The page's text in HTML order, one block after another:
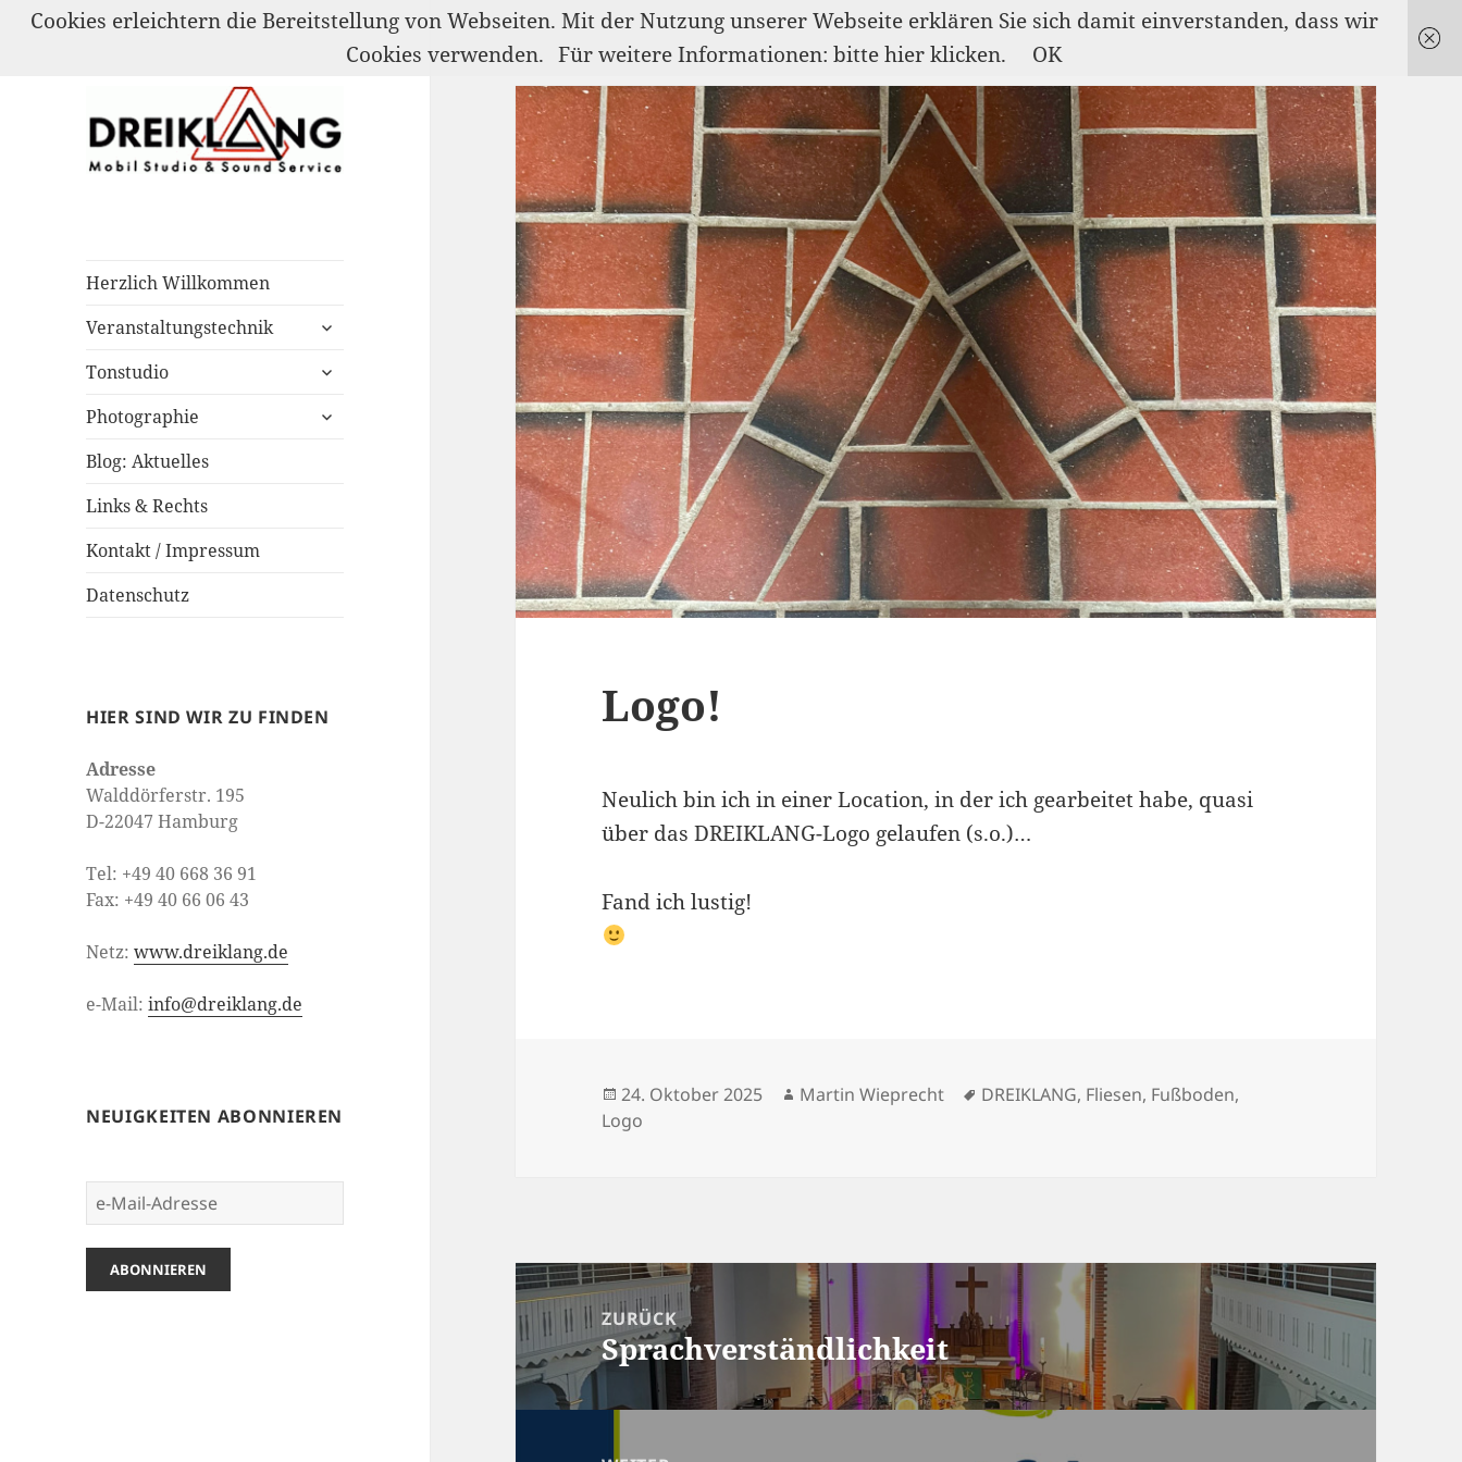
Herzlich Willkommen
Veranstaltungstechnik
untermenü
Tonstudio
untermenü
Photographie
untermenü
Blog: Aktuelles
Links & Rechts
Kontakt / Impressum
Datenschutz
HIER SIND WIR ZU FINDEN
Adresse
Walddörferstr. 195
D-22047 Hamburg
Tel: +49 40 668 36 91
Fax: +49 40 66 06 43
Netz:www.dreiklang.de
e-Mail:info@dreiklang.de
NEUIGKEITEN ABONNIEREN
Logo!
Neulich bin ich in einer Location, in der ich gearbeitet habe, quasi
über das DREIKLANG-Logo gelaufen (s.o.)…
Fand ich lustig!
Veröffentlicht
am
24. Oktober 2025 Autor
Martin Wieprecht Schlagwörter
DREIKLANG, Fliesen, Fußboden,
Logo
Beitragsnavigation
ZURÜCK
Vorheriger
Beitrag:
Sprachverständlichkeit
Cookies erleichtern die Bereitstellung von Webseiten. Mit der Nutzung unserer Webseite erklären Sie sich damit einverstanden, dass wir
Cookies verwenden. Für weitere Informationen: bitte hier klicken. OK